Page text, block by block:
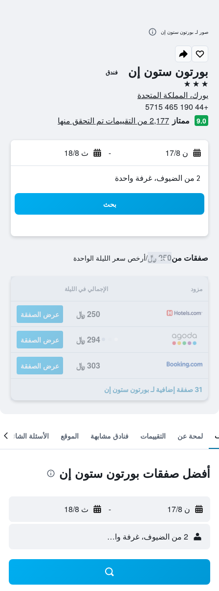
بورتون ستون إن فندق
3 نجوم
يورك، المملكة المتحدة
+44 190 465 5715
9.0 ممتاز 2,177 من التقييمات تم التحقق منها
ن 17/8 - ث 18/8
2 من الضيوف، غرفة واحدة
بحث
صفقات من250 ﷼ /أرخص سعر الليلة الواحدة
مزود الإجمالي في الليلة
250 ﷼ عرض الصفقة
294 ﷼ عرض الصفقة
303 ﷼ عرض الصفقة
31 صفقة إضافية لـ بورتون ستون إن
صور لـ بورتون ستون إن
لمحة عن التقييمات فنادق مشابهة الموقع الأسئلة الشائعة
أفضل صفقات بورتون ستون إن
ن 17/8 - ث 18/8
2 من الضيوف، غرفة واحدة